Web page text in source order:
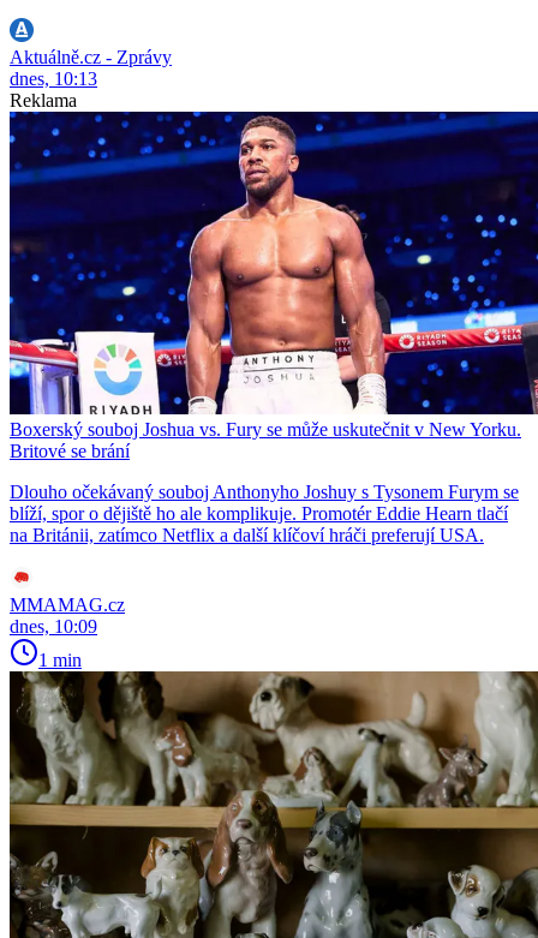
Aktuálně.cz - Zprávy
dnes, 10:13
Reklama
Boxerský souboj Joshua vs. Fury se může uskutečnit v New Yorku.
Britové se brání
Dlouho očekávaný souboj Anthonyho Joshuy s Tysonem Furym se
blíží, spor o dějiště ho ale komplikuje. Promotér Eddie Hearn tlačí
na Británii, zatímco Netflix a další klíčoví hráči preferují USA.
MMAMAG.cz
dnes, 10:09
1 min